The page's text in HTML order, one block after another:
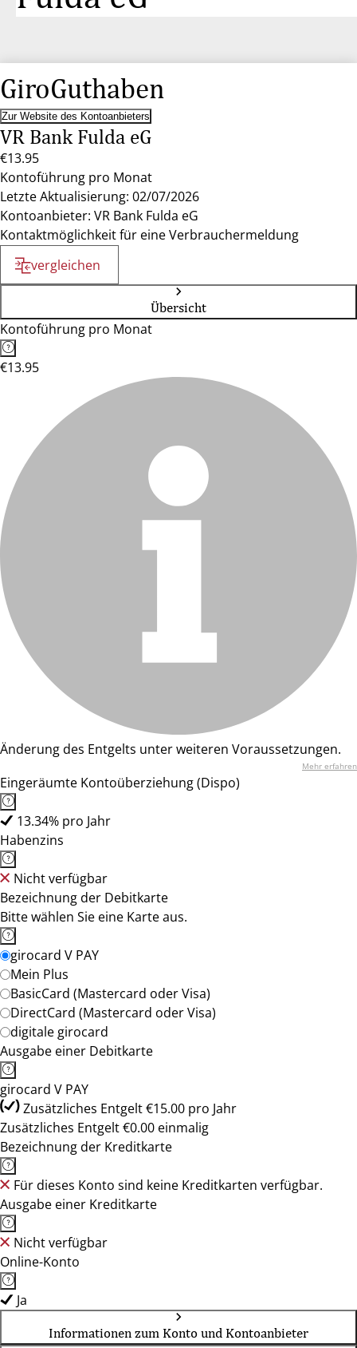
GiroGuthaben
Zur Website des Kontoanbieters
VR Bank Fulda eG
€13.95
Kontoführung pro Monat
Letzte Aktualisierung: 02/07/2026
Kontoanbieter: VR Bank Fulda eG
Kontaktmöglichkeit für eine Verbrauchermeldung
vergleichen
Übersicht
Kontoführung pro Monat
€13.95
Änderung des Entgelts unter weiteren Voraussetzungen.
Mehr erfahren
Eingeräumte Kontoüberziehung (Dispo)
13.34% pro Jahr
Habenzins
Nicht verfügbar
Bezeichnung der Debitkarte
Bitte wählen Sie eine Karte aus.
girocard V PAY
Mein Plus
BasicCard (Mastercard oder Visa)
DirectCard (Mastercard oder Visa)
digitale girocard
Ausgabe einer Debitkarte
girocard V PAY
Zusätzliches Entgelt €15.00 pro Jahr
Zusätzliches Entgelt €0.00 einmalig
Bezeichnung der Kreditkarte
Für dieses Konto sind keine Kreditkarten verfügbar.
Ausgabe einer Kreditkarte
Nicht verfügbar
Online-Konto
Ja
Informationen zum Konto und Kontoanbieter